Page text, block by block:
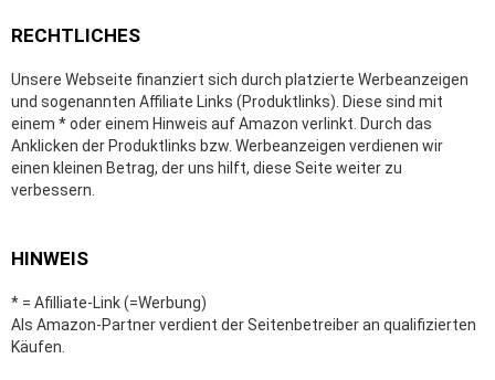
RECHTLICHES
Unsere Webseite finanziert sich durch platzierte Werbeanzeigen
und sogenannten Affiliate Links (Produktlinks). Diese sind mit
einem * oder einem Hinweis auf Amazon verlinkt. Durch das
Anklicken der Produktlinks bzw. Werbeanzeigen verdienen wir
einen kleinen Betrag, der uns hilft, diese Seite weiter zu
verbessern.
HINWEIS
* = Afilliate-Link (=Werbung)
Als Amazon-Partner verdient der Seitenbetreiber an qualifizierten
Käufen.